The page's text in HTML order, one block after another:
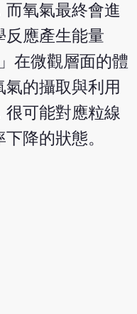
而氧氣最終會進
反應產生能量
在微觀層面的體
的攝取與利用
可能對應粒線
降的狀態。